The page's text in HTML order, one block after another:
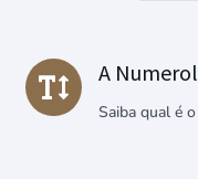

A
Saiba qual é